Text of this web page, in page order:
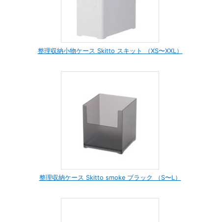
整理収納小物ケース Skitto スキット （XS〜XXL）
整理収納ケース Skitto smoke ブラック （S〜L）